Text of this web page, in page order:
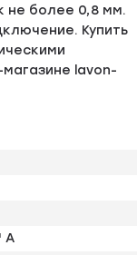
не более 0,8 мм.
Купить
lavon-
A